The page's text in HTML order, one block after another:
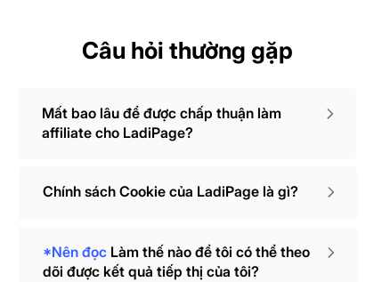
Câu hỏi thường gặp
Mất bao lâu để được chấp thuận làm
affiliate cho LadiPage?
*Nên đọcLàm thế nào để tôi có thể theo
dõi được kết quả tiếp thị của tôi?
Chính sách Cookie của LadiPage là gì?